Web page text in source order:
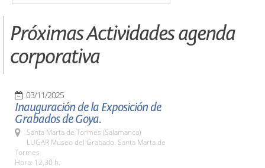
Próximas Actividades agenda
corporativa
03/11/2025
Inauguración de la Exposición de
Grabados de Goya.
Santa Marta de Tormes (Salamanca)
LUGAR Museo del Grabado. Santa Marta de
Tormes
Hora: 12,30 h.